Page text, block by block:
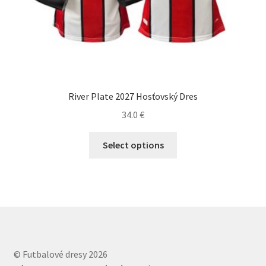
River Plate 2027 Hosťovský Dres
34.0 €
Select options
© Futbalové dresy 2026